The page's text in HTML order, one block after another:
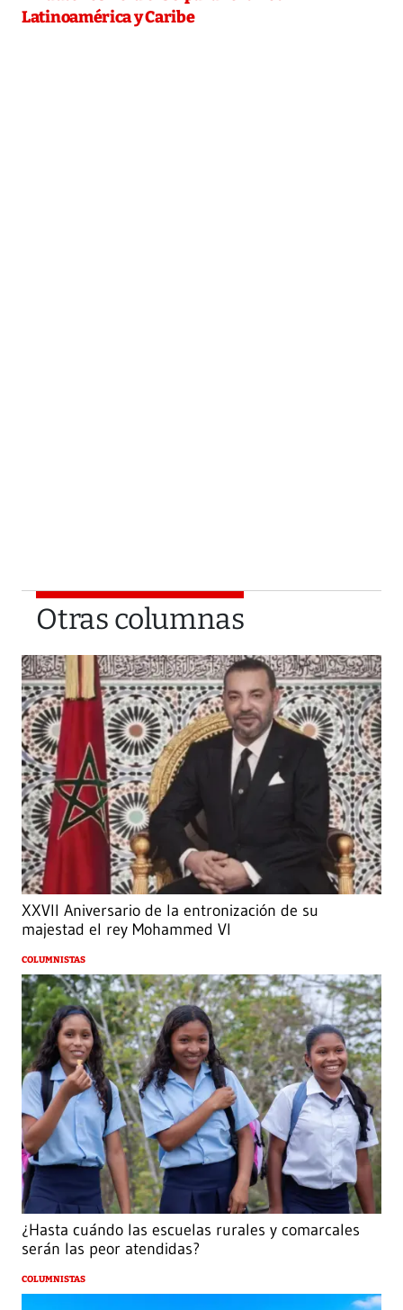
Latinoamérica y Caribe
Otras columnas
XXVII Aniversario de la entronización de su
majestad el rey Mohammed VI
COLUMNISTAS
¿Hasta cuándo las escuelas rurales y comarcales
serán las peor atendidas?
COLUMNISTAS